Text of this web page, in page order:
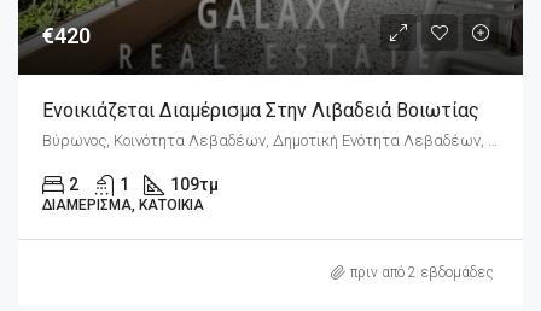
€420
Ενοικιάζεται Διαμέρισμα Στην Λιβαδειά Βοιωτίας
2 1 109τμ
ΔΙΑΜΈΡΙΣΜΑ, ΚΑΤΟΙΚΊΑ
πριν από 2 εβδομάδες